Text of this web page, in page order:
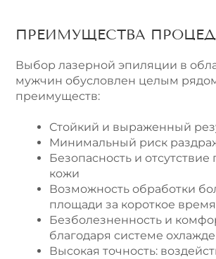
ПРЕИМУЩЕСТВА
Выбор лазерной эпиляции в
мужчин обусловлен целым
преимуществ:
Стойкий и выраженный
Минимальный риск
Безопасность и
кожи
Возможность обработки
площади за короткое время
Безболезненность и
благодаря системе
Высокая точность: